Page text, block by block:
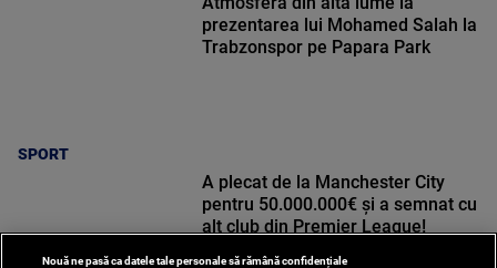
SPORT
prezentarea lui Mohamed Salah la
Trabzonspor pe Papara Park
A plecat de la Manchester City
pentru 50.000.000€ și a semnat cu
alt club din Premier League!
Nouă ne pasă ca datele tale personale să rămână confidențiale